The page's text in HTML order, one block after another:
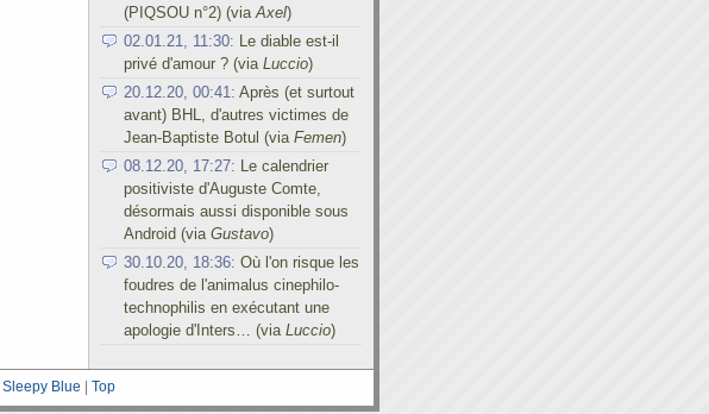
(PIQSOU n°2) (via Axel)
02.01.21, 11:30: Le diable est-il
privé d'amour ? (via Luccio)
20.12.20, 00:41: Après (et surtout
avant) BHL, d'autres victimes de
Jean-Baptiste Botul (via Femen)
08.12.20, 17:27: Le calendrier
positiviste d'Auguste Comte,
désormais aussi disponible sous
Android (via Gustavo)
30.10.20, 18:36: Où l'on risque les
foudres de l'animalus cinephilo-
technophilis en exécutant une
apologie d'Inters… (via Luccio)
Sleepy Blue | Top